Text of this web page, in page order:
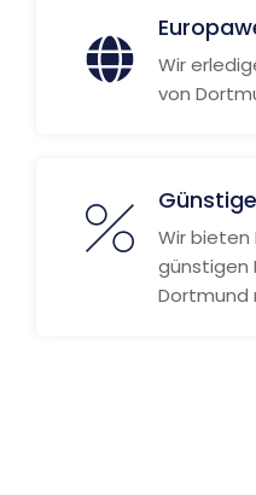
Wir
von
Wir
günstigen
Dortmund